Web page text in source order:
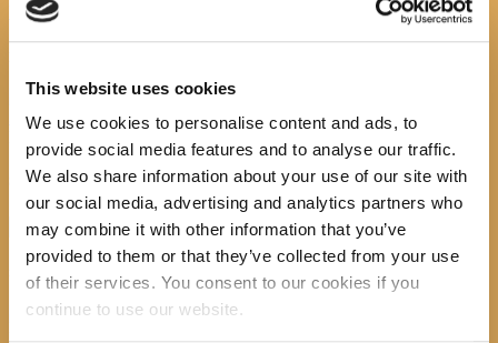
This website uses cookies
We use cookies to personalise content and ads, to
provide social media features and to analyse our traffic.
We also share information about your use of our site with
our social media, advertising and analytics partners who
may combine it with other information that you’ve
provided to them or that they’ve collected from your use
of their services. You consent to our cookies if you
continue to use our website.
Početna
Previous item s ljubavlju
3811-7
No image description ...
Search